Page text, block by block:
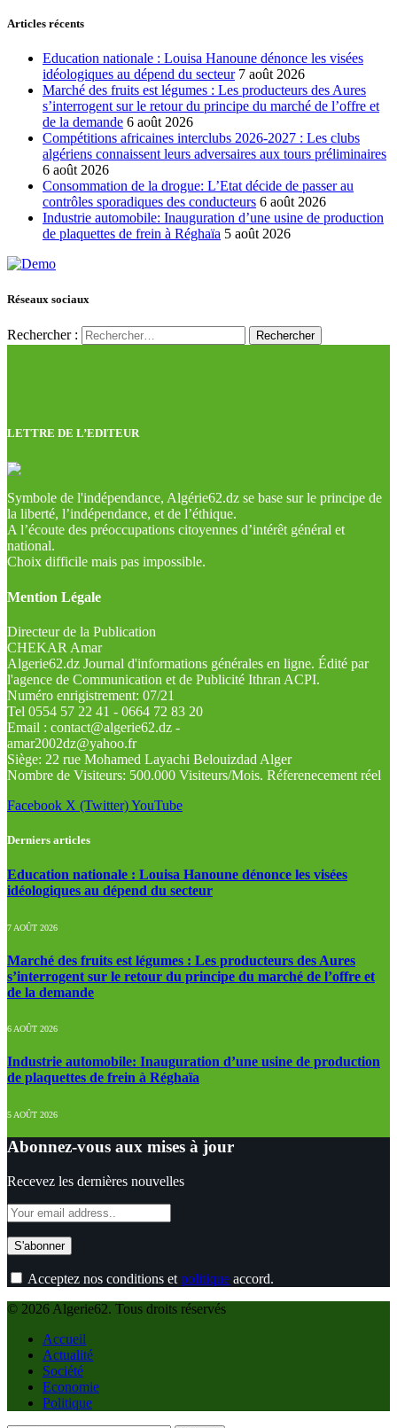
Articles récents
Education nationale : Louisa Hanoune dénonce les visées
idéologiques au dépend du secteur 7 août 2026
Marché des fruits est légumes : Les producteurs des Aures
s’interrogent sur le retour du principe du marché de l’offre et
de la demande 6 août 2026
Compétitions africaines interclubs 2026-2027 : Les clubs
algériens connaissent leurs adversaires aux tours préliminaires
6 août 2026
Consommation de la drogue: L’Etat décide de passer au
contrôles sporadiques des conducteurs 6 août 2026
Industrie automobile: Inauguration d’une usine de production
de plaquettes de frein à Réghaïa 5 août 2026
Réseaux sociaux
Rechercher :
LETTRE DE L’EDITEUR
Symbole de l'indépendance, Algérie62.dz se base sur le principe de
la liberté, l’indépendance, et de l’éthique.
A l’écoute des préoccupations citoyennes d’intérêt général et
national.
Choix difficile mais pas impossible.
Mention Légale
Directeur de la Publication
CHEKAR Amar
Algerie62.dz Journal d'informations générales en ligne. Édité par
l'agence de Communication et de Publicité Ithran ACPI.
Numéro enrigistrement: 07/21
Tel 0554 57 22 41 - 0664 72 83 20
Email : contact@algerie62.dz -
amar2002dz@yahoo.fr
Siège: 22 rue Mohamed Layachi Belouizdad Alger
Nombre de Visiteurs: 500.000 Visiteurs/Mois. Réferenecement réel
Facebook X (Twitter)YouTube
Derniers articles
Education nationale : Louisa Hanoune dénonce les visées
idéologiques au dépend du secteur
7 AOÛT 2026
Marché des fruits est légumes : Les producteurs des Aures
s’interrogent sur le retour du principe du marché de l’offre et
de la demande
6 AOÛT 2026
Industrie automobile: Inauguration d’une usine de production
de plaquettes de frein à Réghaïa
5 AOÛT 2026
Abonnez-vous aux mises à jour
Recevez les dernières nouvelles
Acceptez nos conditions et politique accord.
© 2026 Algerie62. Tous droits réservés
Accueil
Actualité
Société
Economie
Politique